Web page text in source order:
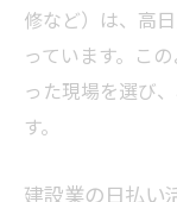
修など）は、高
っています。こ
った現場を選び
す。
建設業の日払い